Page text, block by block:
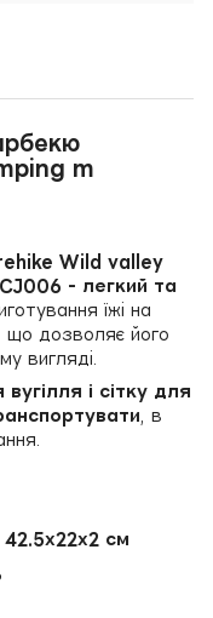
m
Wild valley
- легкий та
їжі на
що дозволяє його
вигляді.
і сітку для
, в
42.5х22х2 см